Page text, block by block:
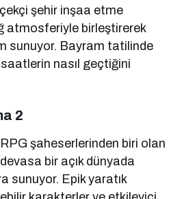
şehir inşaa etme
atmosferiyle birleştirerek
sunuyor. Bayram tatilinde
nasıl geçtiğini
2
şaheserlerinden biri olan
bir açık dünyada
sunuyor. Epik yaratık